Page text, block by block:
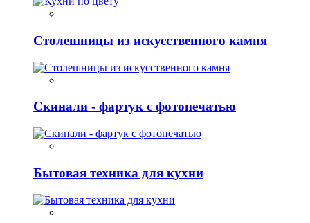
Столешницы из искусственного камня
Скинали - фартук с фотопечатью
Бытовая техника для кухни